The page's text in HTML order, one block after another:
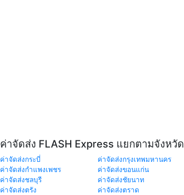
ค่าจัดส่ง FLASH Express แยกตามจังหวัด
ค่าจัดส่งกระบี่ ค่าจัดส่งกรุงเทพมหานคร
ค่าจัดส่งกำแพงเพชร
ค่าจัดส่งขอนแก่น
ค่าจัดส่งชลบุรี
ค่าจัดส่งชัยนาท
ค่าจัดส่งตรัง
ค่าจัดส่งตราด